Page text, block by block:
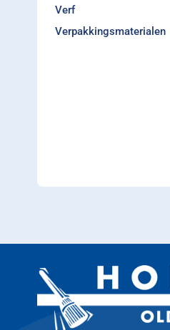
Verf
Verpakkingsmaterialen